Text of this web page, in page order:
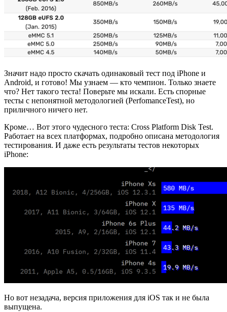
Значит надо просто скачать одинаковый тест под iPhone и
Android, и готово! Мы узнаем — кто чемпион. Только знаете
что? Нет такого теста! Поверьте мы искали. Есть спорные
тесты с непонятной методологией (PerfomanceTest), но
приличного ничего нет.
Кроме… Вот этого чудесного теста: Cross Platform Disk Test.
Работает на всех платформах, подробно описана методология
тестирования. И даже есть результаты тестов некоторых
iPhone:
Но вот незадача, версия приложения для iOS так и не была
выпущена.